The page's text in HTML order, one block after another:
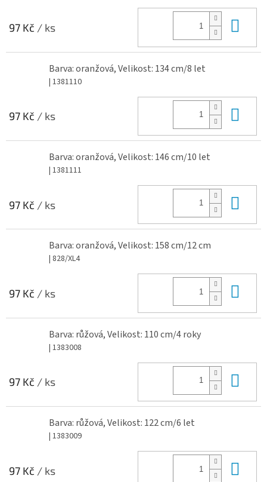
97 Kč / ks
Barva: oranžová, Velikost: 134 cm/8 let
| 1381110
97 Kč / ks
Barva: oranžová, Velikost: 146 cm/10 let
| 1381111
97 Kč / ks
Barva: oranžová, Velikost: 158 cm/12 cm
| 828/XL4
97 Kč / ks
Barva: růžová, Velikost: 110 cm/4 roky
| 1383008
97 Kč / ks
Barva: růžová, Velikost: 122 cm/6 let
| 1383009
97 Kč / ks